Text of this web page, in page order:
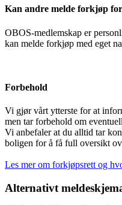
Kan andre melde forkjøp
OBOS-medlemskap er
kan melde forkjøp med eget
Forbehold
Vi gjør vårt ytterste for at
men tar forbehold om
Vi anbefaler at du alltid tar
boligen for å få full oversikt
Les mer om forkjøpsrett og
Alternativt